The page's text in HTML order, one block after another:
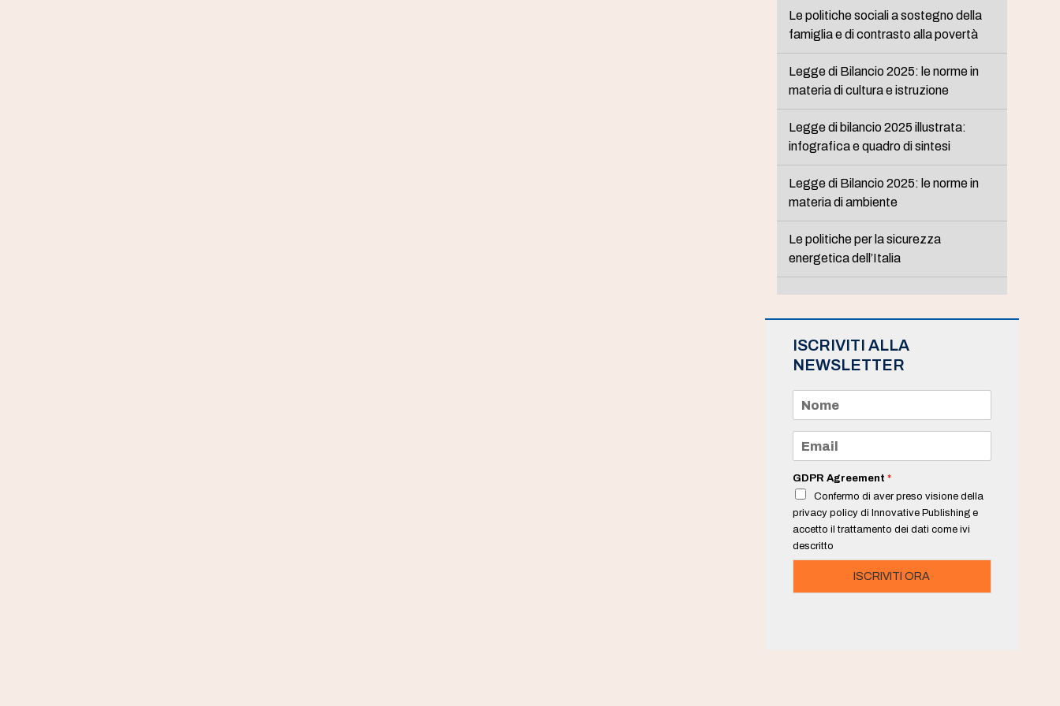
Le politiche sociali a sostegno della
famiglia e di contrasto alla povertà
Legge di Bilancio 2025: le norme in
materia di cultura e istruzione
Legge di bilancio 2025 illustrata:
infografica e quadro di sintesi
Legge di Bilancio 2025: le norme in
materia di ambiente
Le politiche per la sicurezza
energetica dell’Italia
ISCRIVITI ALLA
NEWSLETTER
m
e
a
i
*
GDPR Agreement *
Confermo di aver preso visione della
privacy policy di Innovative Publishing e
accetto il trattamento dei dati come ivi
descritto
ISCRIVITI ORA